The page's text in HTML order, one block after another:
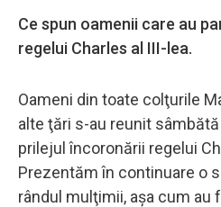
Ce spun oamenii care au
regelui Charles al III-lea.
Oameni din toate colţurile
alte ţări s-au reunit
prilejul încoronării regelui
Prezentăm în continuare o
rândul mulţimii, aşa cum